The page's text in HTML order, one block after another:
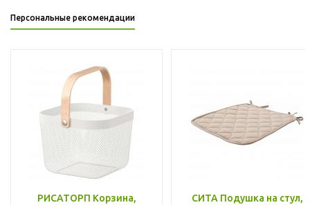
Персональные рекомендации
РИСАТОРП Корзина,
СИТА Подушка на стул,